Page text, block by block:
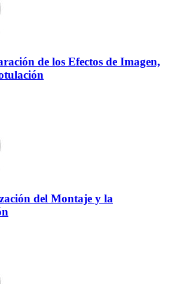
de los Efectos de Imagen,
del Montaje y la